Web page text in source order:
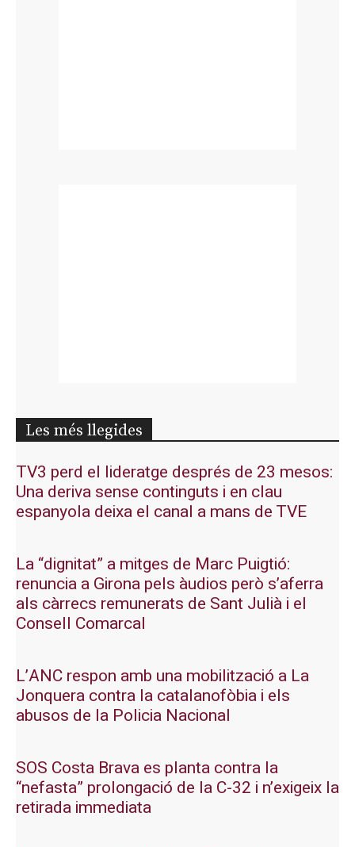
Les més llegides
TV3 perd el lideratge després de 23 mesos:
Una deriva sense continguts i en clau
espanyola deixa el canal a mans de TVE
La “dignitat” a mitges de Marc Puigtió:
renuncia a Girona pels àudios però s’aferra
als càrrecs remunerats de Sant Julià i el
Consell Comarcal
L’ANC respon amb una mobilització a La
Jonquera contra la catalanofòbia i els
abusos de la Policia Nacional
SOS Costa Brava es planta contra la
“nefasta” prolongació de la C-32 i n’exigeix la
retirada immediata